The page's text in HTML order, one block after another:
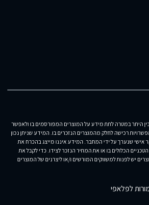
היתר במטרה לתת מידע על המוצרים המפורסמים בו ולאפשר
רכישה לחלק מהמוצרים הנזכרים בו. המידע שניתן נכון
אישי שנערך על ידי המחבר. המידע איננו מייצג בהכרח את
הכלולים בו או את המחיר הנזכר לצידו. כדי לקבל את
יש לפנות למשווקים המורשים ו/או ליצרנים של המוצרים